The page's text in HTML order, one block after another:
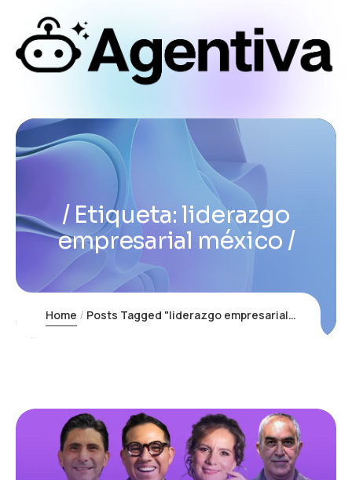
Etiqueta: liderazgo
empresarial méxico
Home Posts Tagged "liderazgo empresarial méxico"